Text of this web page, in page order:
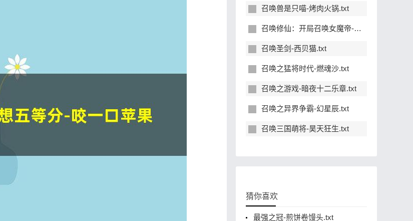
召唤兽是只喵-烤肉火锅.txt
召唤修仙：开局召唤女魔帝-小破车呜呜呜.txt
召唤圣剑-西贝猫.txt
召唤之猛将时代-燃魂沙.txt
召唤之游戏-暗夜十二乐章.txt
召唤之异界争霸-幻星辰.txt
召唤三国萌将-昊天狂生.txt
猜你喜欢
最强之冠-煎饼卷馒头.txt